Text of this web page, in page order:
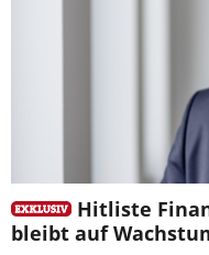
Hitliste
bleibt auf